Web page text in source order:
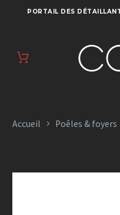
PORTAIL DES
FOYER
Accueil Poêles & foyers